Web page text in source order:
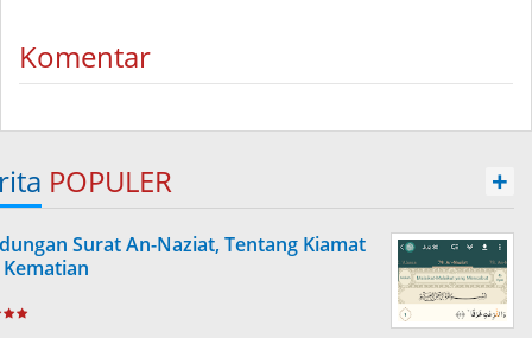
Komentar
POPULER +
Surat An-Naziat, Tentang Kiamat